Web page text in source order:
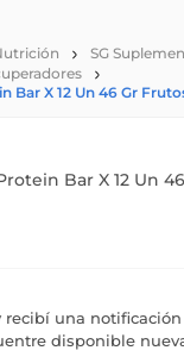
SG
Bar X 12 Un 46 Gr
Bar X 12 Un
una
disponible